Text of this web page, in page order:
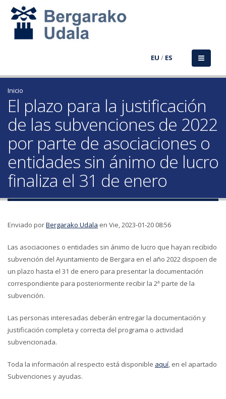
EU / ES
Inicio
El plazo para la justificación
de las subvenciones de 2022
por parte de asociaciones o
entidades sin ánimo de lucro
finaliza el 31 de enero
Enviado porBergarako Udala en Vie, 2023-01-20 08:56
Las asociaciones o entidades sin ánimo de lucro que hayan recibido
subvención del Ayuntamiento de Bergara en el año 2022 dispoen de
un plazo hasta el 31 de enero para presentar la documentación
correspondiente para posteriormente recibir la 2ª parte de la
subvención.
Las personas interesadas deberán entregar la documentación y
justificación completa y correcta del programa o actividad
subvencionada.
Toda la información al respecto está disponible aquí, en el apartado
Subvenciones y ayudas.